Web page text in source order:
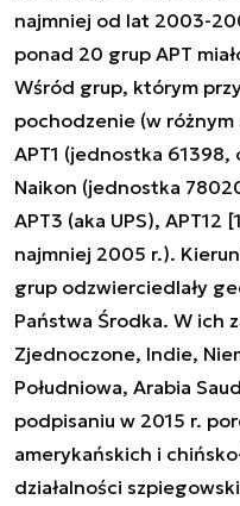
najmniej od lat 2003-
ponad 20 grup APT
Wśród grup, którym
pochodzenie (w
APT1 (jednostka 61398,
Naikon (jednostka
APT3 (aka UPS), APT12 [1
najmniej 2005 r.).
grup odzwierciedlały
Państwa Środka. W ich
Zjednoczone, Indie,
Południowa, Arabia
podpisaniu w 2015 r.
amerykańskich i
działalności